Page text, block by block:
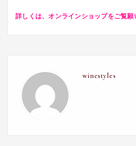
詳しくは、オンラインショップをご覧願
winestyles